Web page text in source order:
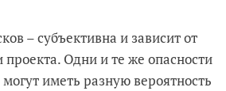
– субъективна и зависит от
Одни и те же опасности
иметь разную вероятность